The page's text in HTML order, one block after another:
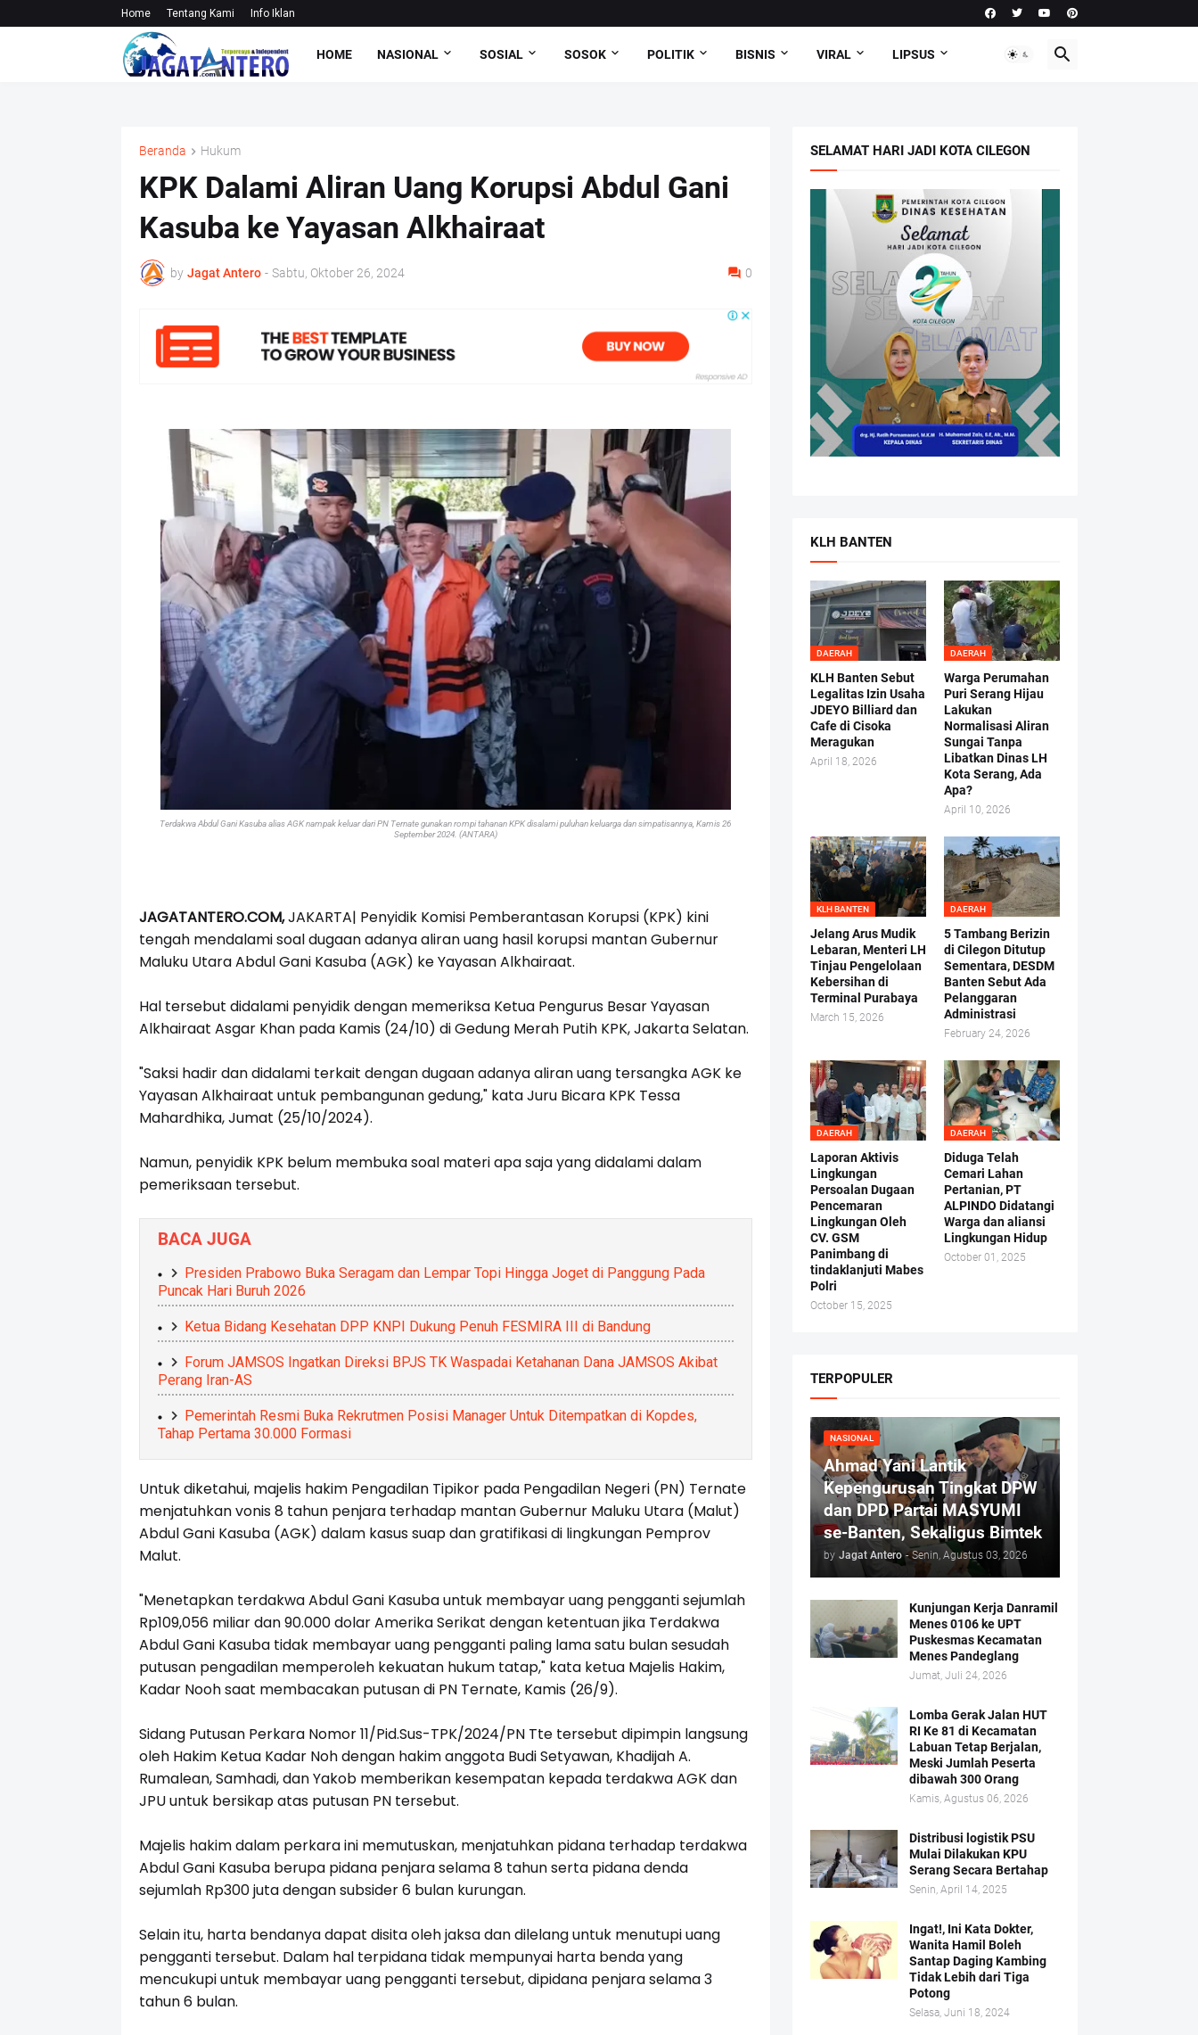
Home Tentang Kami Info Iklan
HOME NASIONAL SOSIAL SOSOK POLITIK BISNIS VIRAL LIPSUS
Beranda Hukum
KPK Dalami Aliran Uang Korupsi Abdul Gani
Kasuba ke Yayasan Alkhairaat
by Jagat Antero - Sabtu, Oktober 26, 2024 0
Terdakwa Abdul Gani Kasuba alias AGK nampak keluar dari PN Ternate gunakan rompi tahanan KPK disalami puluhan keluarga dan simpatisannya, Kamis 26
September 2024. (ANTARA)
JAGATANTERO.COM,JAKARTA| Penyidik Komisi Pemberantasan Korupsi (KPK) kini
tengah mendalami soal dugaan adanya aliran uang hasil korupsi mantan Gubernur
Maluku Utara Abdul Gani Kasuba (AGK) ke Yayasan Alkhairaat.
Hal tersebut didalami penyidik dengan memeriksa Ketua Pengurus Besar Yayasan
Alkhairaat Asgar Khan pada Kamis (24/10) di Gedung Merah Putih KPK, Jakarta Selatan.
"Saksi hadir dan didalami terkait dengan dugaan adanya aliran uang tersangka AGK ke
Yayasan Alkhairaat untuk pembangunan gedung," kata Juru Bicara KPK Tessa
Mahardhika, Jumat (25/10/2024).
Namun, penyidik KPK belum membuka soal materi apa saja yang didalami dalam
pemeriksaan tersebut.
BACA JUGA
Presiden Prabowo Buka Seragam dan Lempar Topi Hingga Joget di Panggung Pada
Puncak Hari Buruh 2026
Ketua Bidang Kesehatan DPP KNPI Dukung Penuh FESMIRA III di Bandung
Forum JAMSOS Ingatkan Direksi BPJS TK Waspadai Ketahanan Dana JAMSOS Akibat
Perang Iran-AS
Pemerintah Resmi Buka Rekrutmen Posisi Manager Untuk Ditempatkan di Kopdes,
Tahap Pertama 30.000 Formasi
Untuk diketahui, majelis hakim Pengadilan Tipikor pada Pengadilan Negeri (PN) Ternate
menjatuhkan vonis 8 tahun penjara terhadap mantan Gubernur Maluku Utara (Malut)
Abdul Gani Kasuba (AGK) dalam kasus suap dan gratifikasi di lingkungan Pemprov
Malut.
"Menetapkan terdakwa Abdul Gani Kasuba untuk membayar uang pengganti sejumlah
Rp109,056 miliar dan 90.000 dolar Amerika Serikat dengan ketentuan jika Terdakwa
Abdul Gani Kasuba tidak membayar uang pengganti paling lama satu bulan sesudah
putusan pengadilan memperoleh kekuatan hukum tatap," kata ketua Majelis Hakim,
Kadar Nooh saat membacakan putusan di PN Ternate, Kamis (26/9).
Sidang Putusan Perkara Nomor 11/Pid.Sus-TPK/2024/PN Tte tersebut dipimpin langsung
oleh Hakim Ketua Kadar Noh dengan hakim anggota Budi Setyawan, Khadijah A.
Rumalean, Samhadi, dan Yakob memberikan kesempatan kepada terdakwa AGK dan
JPU untuk bersikap atas putusan PN tersebut.
Majelis hakim dalam perkara ini memutuskan, menjatuhkan pidana terhadap terdakwa
Abdul Gani Kasuba berupa pidana penjara selama 8 tahun serta pidana denda
sejumlah Rp300 juta dengan subsider 6 bulan kurungan.
Selain itu, harta bendanya dapat disita oleh jaksa dan dilelang untuk menutupi uang
pengganti tersebut. Dalam hal terpidana tidak mempunyai harta benda yang
mencukupi untuk membayar uang pengganti tersebut, dipidana penjara selama 3
tahun 6 bulan.
SELAMAT HARI JADI KOTA CILEGON
KLH BANTEN
DAERAH
KLH Banten Sebut
Legalitas Izin Usaha
JDEYO Billiard dan
Cafe di Cisoka
Meragukan
April 18, 2026
DAERAH
Warga Perumahan
Puri Serang Hijau
Lakukan
Normalisasi Aliran
Sungai Tanpa
Libatkan Dinas LH
Kota Serang, Ada
Apa?
April 10, 2026
KLH BANTEN
Jelang Arus Mudik
Lebaran, Menteri LH
Tinjau Pengelolaan
Kebersihan di
Terminal Purabaya
March 15, 2026
DAERAH
5 Tambang Berizin
di Cilegon Ditutup
Sementara, DESDM
Banten Sebut Ada
Pelanggaran
Administrasi
February 24, 2026
DAERAH
Laporan Aktivis
Lingkungan
Persoalan Dugaan
Pencemaran
Lingkungan Oleh
CV. GSM
Panimbang di
tindaklanjuti Mabes
Polri
October 15, 2025
DAERAH
Diduga Telah
Cemari Lahan
Pertanian, PT
ALPINDO Didatangi
Warga dan aliansi
Lingkungan Hidup
October 01, 2025
TERPOPULER
NASIONAL
Ahmad Yani Lantik
Kepengurusan Tingkat DPW
dan DPD Partai MASYUMI
se-Banten, Sekaligus Bimtek
by Jagat Antero - Senin, Agustus 03, 2026
Kunjungan Kerja Danramil
Menes 0106 ke UPT
Puskesmas Kecamatan
Menes Pandeglang
Jumat, Juli 24, 2026
Lomba Gerak Jalan HUT
RI Ke 81 di Kecamatan
Labuan Tetap Berjalan,
Meski Jumlah Peserta
dibawah 300 Orang
Kamis, Agustus 06, 2026
Distribusi logistik PSU
Mulai Dilakukan KPU
Serang Secara Bertahap
Senin, April 14, 2025
Ingat!, Ini Kata Dokter,
Wanita Hamil Boleh
Santap Daging Kambing
Tidak Lebih dari Tiga
Potong
Selasa, Juni 18, 2024